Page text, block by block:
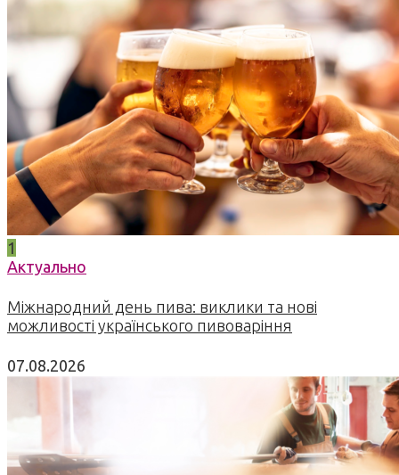
1
Актуально
Міжнародний день пива: виклики та нові
можливості українського пивоваріння
07.08.2026